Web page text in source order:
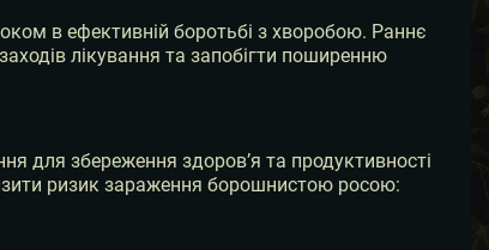
в ефективній боротьбі з хворобою. Раннє
лікування та запобігти поширенню
для збереження здоров’я та продуктивності
ризик зараження борошнистою росою: